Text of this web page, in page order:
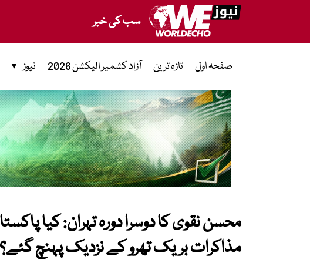
سب کی خبر
صفحہ اول تازہ ترین آزاد کشمیر الیکشن 2026 نیوز
محسن نقوی کا دوسرا دورہ تہران: کیا
مذاکرات بریک تھرو کے نزدیک پہنچ گئے؟